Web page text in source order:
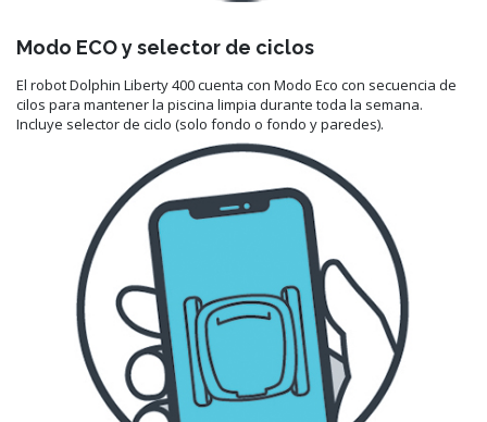
Modo ECO y selector de ciclos
El robot Dolphin Liberty 400 cuenta con Modo Eco con secuencia de
cilos para mantener la piscina limpia durante toda la semana.
Incluye selector de ciclo (solo fondo o fondo y paredes).